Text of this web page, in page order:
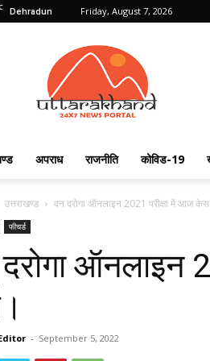
C Dehradun Friday, August 7, 2026
Uttarakhand
24X7
अपराध राजनीति कोविड-19
उत्तराखण्ड वन दरोगा ऑनलाइन 2021 परीक्षा में आज केस
फीचर्ड
ऑनलाइन
- September 5, 2022